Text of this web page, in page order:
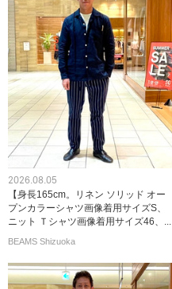
2026.08.05
【身長165cm。リネン ソリッド オー
プンカラーシャツ画像着用サイズS、
ニット Ｔシャツ画像着用サイズ46、...
BEAMS Shizuoka